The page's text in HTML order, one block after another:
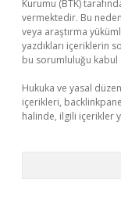
Kurumu (BTK)
vermektedir. Bu
veya araştırma
yazdıkları içeriklerin
bu sorumluluğu kabul
Hukuka ve yasal
içerikleri,
halinde, ilgili içerikler